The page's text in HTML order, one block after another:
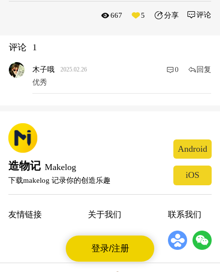
登录/注册
667 5 分享
评论 1
评论
木子哦 2025.02.26 0 回复
优秀
造物记 Makelog
下载makelog 记录你的创造乐趣
Android
iOS
友情链接 关于我们 联系我们